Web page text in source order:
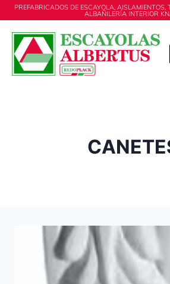
PREFABRICADOS DE ESCAYOLA, AISLAMIENTOS,
ALBAÑILERÍA INTERIOR